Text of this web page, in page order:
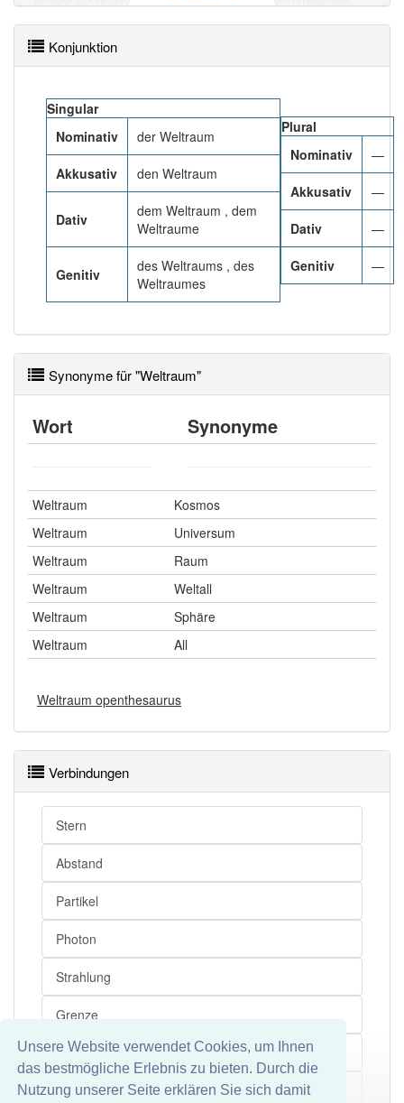
Unsere Website verwendet Cookies, um Ihnen
das bestmögliche Erlebnis zu bieten. Durch die
Nutzung unserer Seite erklären Sie sich damit
Wörter mit Endung
anderen Artikel
89% unserer Spielapp-Nutzer haben den Artikel
elektrische und magnetische Felder, Gravitationsfelder
und elektromagnetische Wellen (Photonen). Mehr lesen
Konjunktion
Singular
Nominativ
der Weltraum
Akkusativ den Weltraum
Dativ
dem Weltraum , dem
Weltraume
Genitiv
des Weltraums , des
Weltraumes
Plural
Nominativ
—
Akkusativ —
Dativ —
Genitiv —
Synonyme für "Weltraum"
Wort Synonyme
Weltraum
Kosmos
Weltraum
Universum
Weltraum
Raum
Weltraum
Weltall
Weltraum
Sphäre
Weltraum
All
Weltraum openthesaurus
Verbindungen
Stern
Abstand
Partikel
Photon
Strahlung
Grenze
Planet
Himmelskörper